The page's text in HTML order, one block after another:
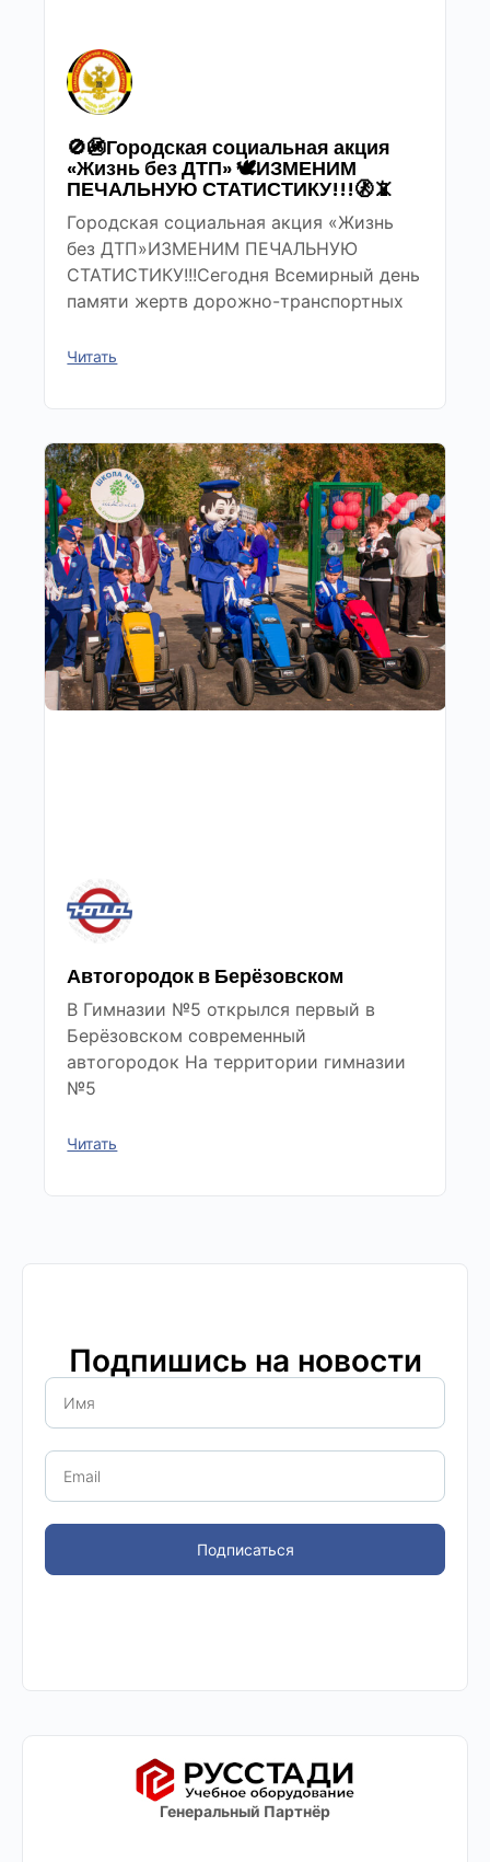
🚫🚳Городская социальная акция
«Жизнь без ДТП» 🕊ИЗМЕНИМ
ПЕЧАЛЬНУЮ СТАТИСТИКУ!!!🚷📵
Городская социальная акция «Жизнь
без ДТП»ИЗМЕНИМ ПЕЧАЛЬНУЮ
СТАТИСТИКУ!!!Сегодня Всемирный день
памяти жертв дорожно-транспортных
Читать
Автогородок в Берёзовском
В Гимназии №5 открылся первый в
Берёзовском современный
автогородок На территории гимназии
№5
Читать
Подпишись на новости
Подписаться
Генеральный Партнёр